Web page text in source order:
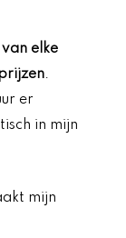
elke
.
er
in mijn
mijn